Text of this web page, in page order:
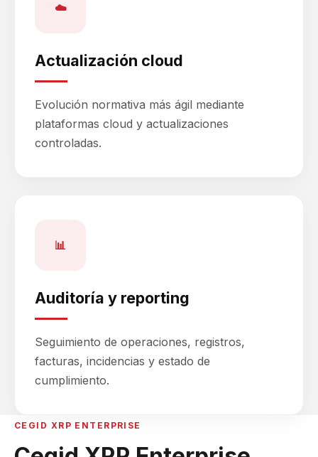
☁️
Actualización cloud
Evolución normativa más ágil mediante
plataformas cloud y actualizaciones
controladas.
📊
Auditoría y reporting
Seguimiento de operaciones, registros,
facturas, incidencias y estado de
cumplimiento.
CEGID XRP ENTERPRISE